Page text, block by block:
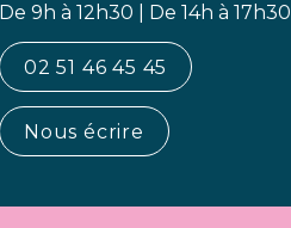
De 9h à 12h30 | De 14h à 17h30
02 51 46 45 45
Nous écrire